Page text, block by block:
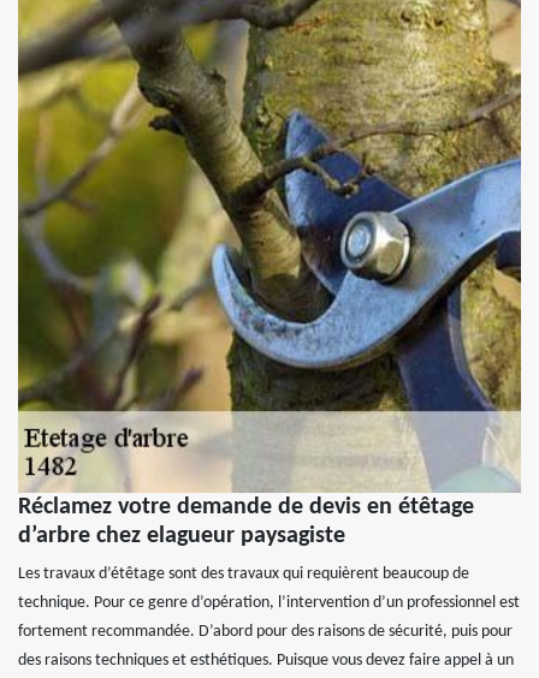
Réclamez votre demande de devis en étêtage
d’arbre chez elagueur paysagiste
Les travaux d’étêtage sont des travaux qui requièrent beaucoup de
technique. Pour ce genre d’opération, l’intervention d’un professionnel est
fortement recommandée. D’abord pour des raisons de sécurité, puis pour
des raisons techniques et esthétiques. Puisque vous devez faire appel à un